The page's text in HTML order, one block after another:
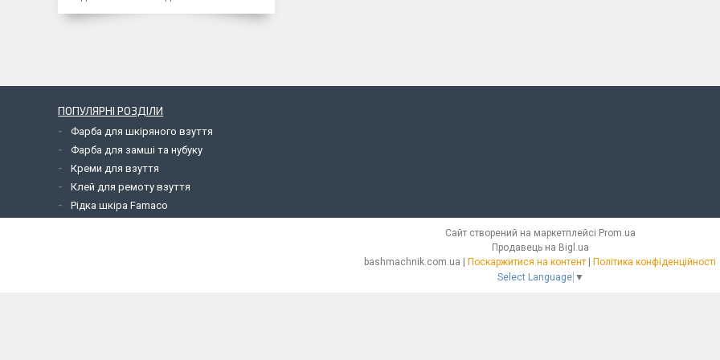
ПОПУЛЯРНІ РОЗДІЛИ
Фарба для шкіряного взуття
Фарба для замші та нубуку
Креми для взуття
Клей для ремоту взуття
Рідка шкіра Famaco
Сайт створений на маркетплейсі Prom.ua
Продавець на Bigl.ua
Поскаржитися на контент
Політика конфіденційності
Select Language ▼